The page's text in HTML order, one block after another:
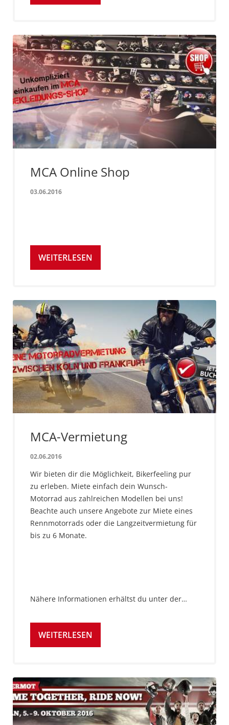
MCA Online Shop
03.06.2016
WEITERLESEN
MCA-Vermietung
02.06.2016
Wir bieten dir die Möglichkeit, Bikerfeeling pur
zu erleben. Miete einfach dein Wunsch-
Motorrad aus zahlreichen Modellen bei uns!
Beachte auch unsere Angebote zur Miete eines
Rennmotorrads oder die Langzeitvermietung für
bis zu 6 Monate.
Nähere Informationen erhältst du unter der…
WEITERLESEN